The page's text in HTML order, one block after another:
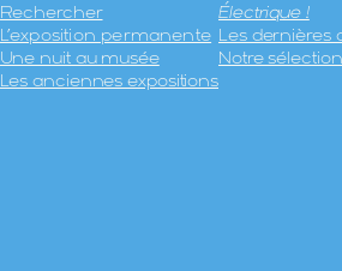
Rechercher
L’exposition permanente
Une nuit au musée
Les anciennes expositions
Électrique !
Les dernières
Notre